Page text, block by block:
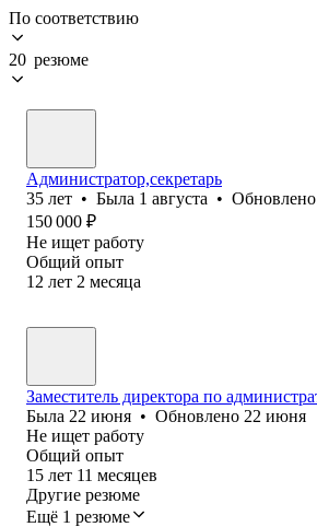
По соответствию
20 резюме
Администратор,секретарь
35 лет • Была 1 августа • Обновлено
150 000 ₽
Не ищет работу
Общий опыт
12 лет 2 месяца
Заместитель директора по
Была 22 июня • Обновлено 22 июня
Не ищет работу
Общий опыт
15 лет 11 месяцев
Другие резюме
Ещё 1 резюме